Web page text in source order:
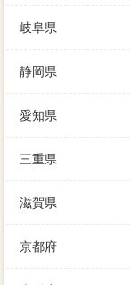
岐阜県
静岡県
愛知県
三重県
滋賀県
京都府